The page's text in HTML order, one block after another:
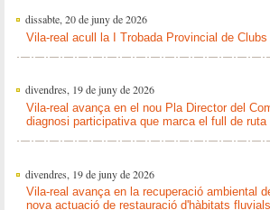
dissabte, 20 de juny de 2026
Vila-real acull la I Trobada Provincial de
divendres, 19 de juny de 2026
Vila-real avança en el nou Pla Director del
diagnosi participativa que marca el full de ruta
divendres, 19 de juny de 2026
Vila-real avança en la recuperació ambiental
nova actuació de restauració d'hàbitats